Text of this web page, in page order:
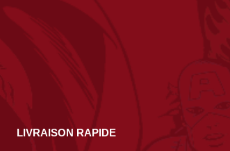
LIVRAISON RAPIDE